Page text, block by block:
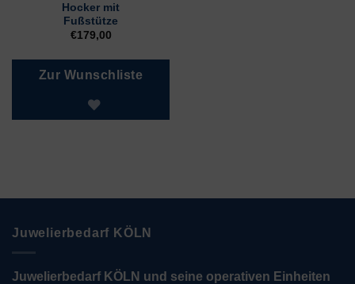
Hocker mit
Fußstütze
€179,00
Zur Wunschliste
Juwelierbedarf KÖLN
Juwelierbedarf KÖLN und seine operativen Einheiten